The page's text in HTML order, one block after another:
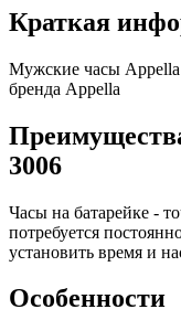
Краткая
Мужские часы Appella
бренда Appella
3006
Часы на батарейке -
потребуется
установить время и
Особенности